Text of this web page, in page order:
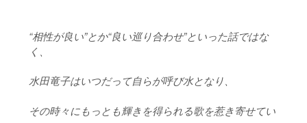
“相性が良い”とか“良い巡り合わせ”といった話ではな
く、
水田竜子はいつだって自らが呼び水となり、
その時々にもっとも輝きを得られる歌を惹き寄せてい